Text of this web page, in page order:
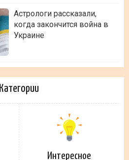
Астрологи рассказали,
когда закончится война в
Украине
Категории
Интересное